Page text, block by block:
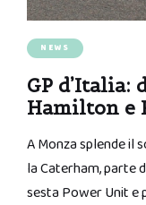
NEWS
GP d’Italia:
Hamilton e
A Monza splende il
la Caterham, parte
sesta Power Unit e